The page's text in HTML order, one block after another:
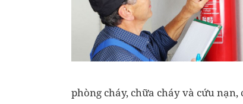
phòng cháy, chữa cháy và cứu nạn,